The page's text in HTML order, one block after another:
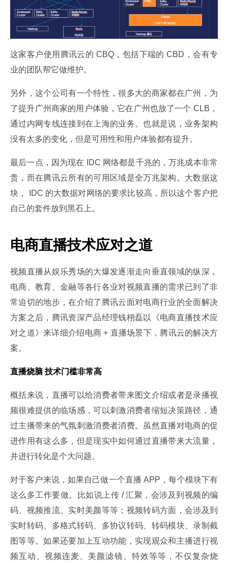
这家客户使用腾讯云的 CBQ，包括下端的 CBD，会有专
业的团队帮它做维护。
另外，这个公司有一个特性，很多大的商家都在广州，为
了提升广州商家的用户体验，它在广州也放了一个 CLB，
通过内网专线连接到在上海的业务。也就是说，业务架构
没有太多的变化，但是可用性和用户体验都有提升。
最后一点，因为现在 IDC 网络都是千兆的，万兆成本非常
贵，而在腾讯云所有的可用区域是全万兆架构。大数据这
块， IDC 的大数据对网络的要求比较高，所以这个客户把
自己的套件放到黑石上。
电商直播技术应对之道
视频直播从娱乐秀场的大爆发逐渐走向垂直领域的纵深，
电商、教育、金融等各行各业对视频直播的需求已到了非
常迫切的地步，在介绍了腾讯云面对电商行业的全面解决
方案之后，腾讯资深产品经理钱栩磊以《电商直播技术应
对之道》来详细介绍电商 + 直播场景下，腾讯云的解决方
案。
直播烧脑 技术门槛非常高
概括来说，直播可以给消费者带来图文介绍或者是录播视
频很难提供的临场感，可以刺激消费者缩短决策路径，通
过主播带来的气氛刺激消费者消费。虽然直播对电商的促
进作用有这么多，但是现实中如何通过直播带来大流量，
并进行转化是个大问题。
对于客户来说，如果自己做一个直播 APP，每个模块下有
这么多工作要做。比如说上传 / 汇聚，会涉及到视频的编
码、视频推流、实时美颜等等；视频转码方面，会涉及到
实时转码、多格式转码、多协议转码、转码模块、录制截
图等等。如果还要加上互动功能，实现观众和主播进行视
频互动、视频连麦、美颜滤镜、特效等等，不仅复杂烧